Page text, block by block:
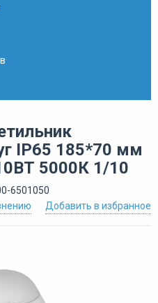
IP65 185*70 мм
5000К 1/10
6501050
Добавить в избранное